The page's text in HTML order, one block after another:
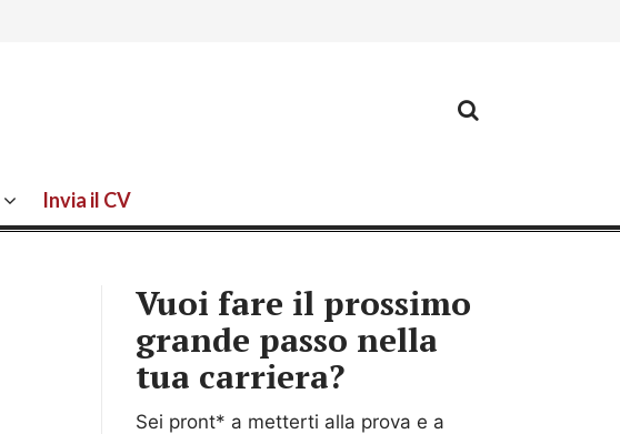
Invia il CV
Vuoi fare il prossimo
grande passo nella
tua carriera?
Sei pront* a metterti alla prova e a